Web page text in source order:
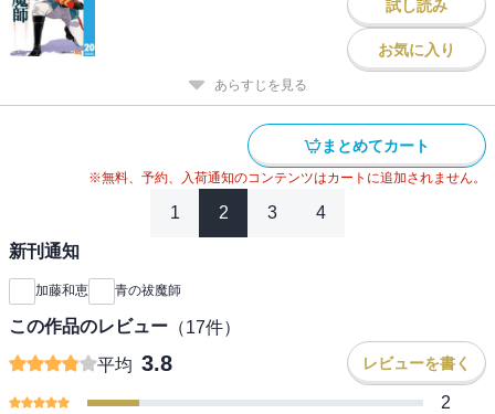
試し読み
お気に入り
あらすじを見る
まとめてカート
※無料、予約、入荷通知のコンテンツはカートに追加されません。
1 2 3 4
新刊通知
加藤和恵 青の祓魔師
この作品のレビュー （17件）
平均 3.8 レビューを書く
2